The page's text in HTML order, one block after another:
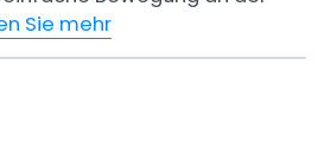
Sie mehr